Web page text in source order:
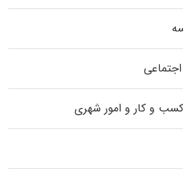
و کار و امور شهری